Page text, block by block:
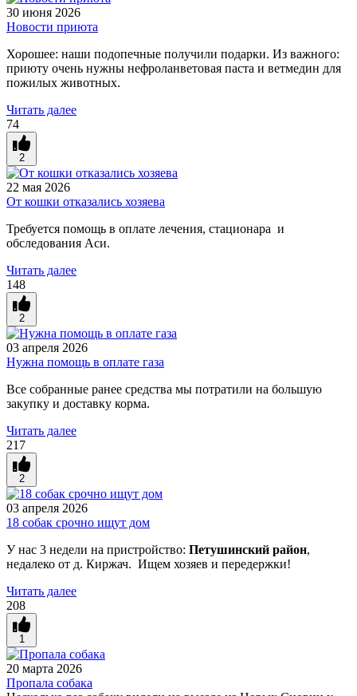
30 июня 2026
Новости приюта
Хорошее: наши подопечные получили подарки. Из важного:
приюту очень нужны нефроланветовая паста и ветмедин для
пожилых животных.
Читать далее
74
2
22 мая 2026
От кошки отказались хозяева
Требуется помощь в оплате лечения, стационара и
обследования Аси.
Читать далее
148
2
03 апреля 2026
Нужна помощь в оплате газа
Все собранные ранее средства мы потратили на большую
закупку и доставку корма.
Читать далее
217
2
03 апреля 2026
18 собак срочно ищут дом
У нас 3 недели на пристройство: Петушинский район,
недалеко от д. Киржач. Ищем хозяев и передержки!
Читать далее
208
1
20 марта 2026
Пропала собака